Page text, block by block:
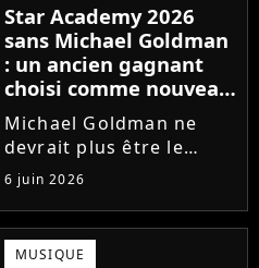
Star Academy 2026
sans Michael Goldman
: un ancien gagnant
choisi comme nouveau
directeur ?
Michael Goldman ne
devrait plus être le
directeur de la Star
Academy lors de la
saison 2026. Et pour lui
succéder, c'est un
6 juin 2026
MUSIQUE